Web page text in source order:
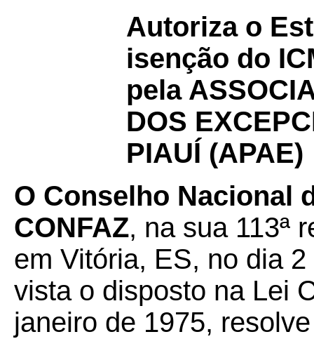
Autoriza o
isenção do
pela
DOS
PIAUÍ (APAE)
O Conselho Nacional
CONFAZ, na sua 113ª
em Vitória, ES, no dia
vista o disposto na Lei
janeiro de 1975,